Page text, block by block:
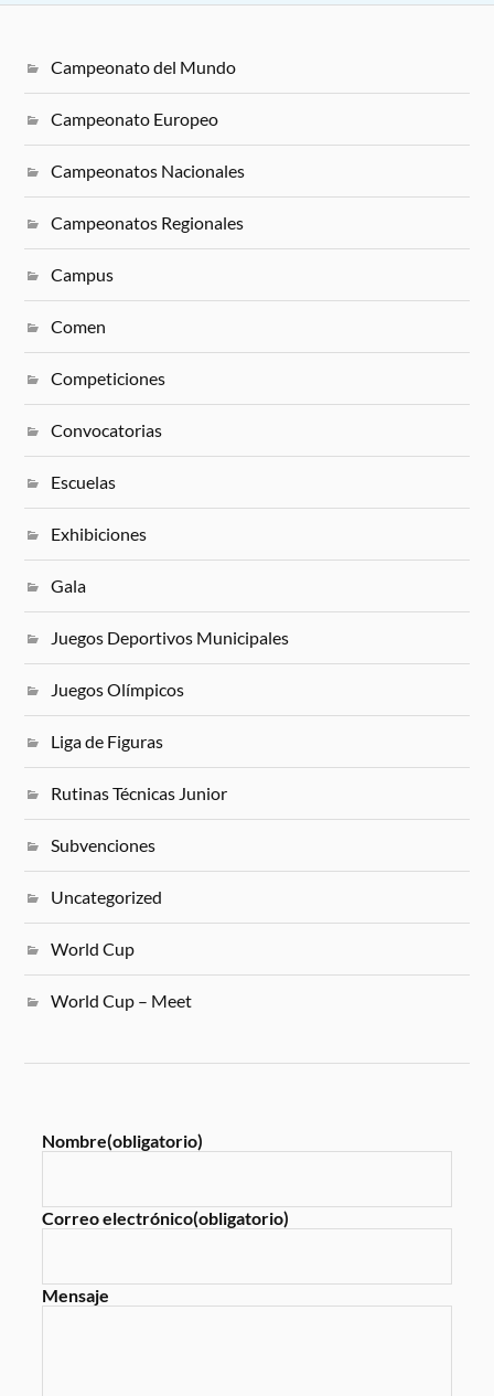
Campeonato del Mundo
Campeonato Europeo
Campeonatos Nacionales
Campeonatos Regionales
Campus
Comen
Competiciones
Convocatorias
Escuelas
Exhibiciones
Gala
Juegos Deportivos Municipales
Juegos Olímpicos
Liga de Figuras
Rutinas Técnicas Junior
Subvenciones
Uncategorized
World Cup
World Cup – Meet
Nombre(obligatorio)
Correo electrónico(obligatorio)
Mensaje